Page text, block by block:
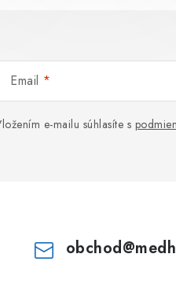
Email
e-mailu súhlasíte s
obchod@